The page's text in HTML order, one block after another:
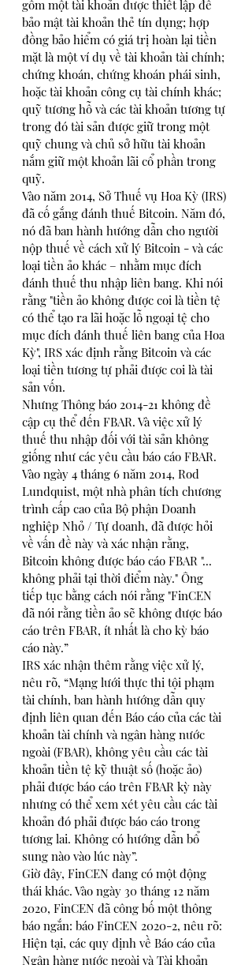
gồm một tài khoản được thiết lập để
bảo mật tài khoản thẻ tín dụng; hợp
đồng bảo hiểm có giá trị hoàn lại tiền
mặt là một ví dụ về tài khoản tài chính;
chứng khoán, chứng khoán phái sinh,
hoặc tài khoản công cụ tài chính khác;
quỹ tương hỗ và các tài khoản tương tự
trong đó tài sản được giữ trong một
quỹ chung và chủ sở hữu tài khoản
nắm giữ một khoản lãi cổ phần trong
quỹ.
Vào năm 2014, Sở Thuế vụ Hoa Kỳ (IRS)
đã cố gắng đánh thuế Bitcoin. Năm đó,
nó đã ban hành hướng dẫn cho người
nộp thuế về cách xử lý Bitcoin - và các
loại tiền ảo khác – nhằm mục đích
đánh thuế thu nhập liên bang. Khi nói
rằng "tiền ảo không được coi là tiền tệ
có thể tạo ra lãi hoặc lỗ ngoại tệ cho
mục đích đánh thuế liên bang của Hoa
Kỳ", IRS xác định rằng Bitcoin và các
loại tiền tương tự phải được coi là tài
sản vốn.
Nhưng Thông báo 2014-21 không đề
cập cụ thể đến FBAR. Và việc xử lý
thuế thu nhập đối với tài sản không
giống như các yêu cầu báo cáo FBAR.
Vào ngày 4 tháng 6 năm 2014, Rod
Lundquist, một nhà phân tích chương
trình cấp cao của Bộ phận Doanh
nghiệp Nhỏ / Tự doanh, đã được hỏi
về vấn đề này và xác nhận rằng,
Bitcoin không được báo cáo FBAR "...
không phải tại thời điểm này." Ông
tiếp tục bằng cách nói rằng "FinCEN
đã nói rằng tiền ảo sẽ không được báo
cáo trên FBAR, ít nhất là cho kỳ báo
cáo này.”
IRS xác nhận thêm rằng việc xử lý,
nêu rõ, “Mạng lưới thực thi tội phạm
tài chính, ban hành hướng dẫn quy
định liên quan đến Báo cáo của các tài
khoản tài chính và ngân hàng nước
ngoài (FBAR), không yêu cầu các tài
khoản tiền tệ kỹ thuật số (hoặc ảo)
phải được báo cáo trên FBAR kỳ này
nhưng có thể xem xét yêu cầu các tài
khoản đó phải được báo cáo trong
tương lai. Không có hướng dẫn bổ
sung nào vào lúc này”.
Giờ đây, FinCEN đang có một động
thái khác. Vào ngày 30 tháng 12 năm
2020, FinCEN đã công bố một thông
báo ngắn: báo FinCEN 2020-2, nêu rõ:
Hiện tại, các quy định về Báo cáo của
Ngân hàng nước ngoài và Tài khoản